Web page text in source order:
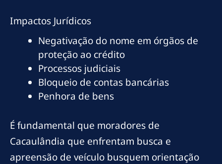
Impactos Jurídicos
Negativação do nome em órgãos de
proteção ao crédito
Processos judiciais
Bloqueio de contas bancárias
Penhora de bens
É fundamental que moradores de
Cacaulândia que enfrentam busca e
apreensão de veículo busquem orientação